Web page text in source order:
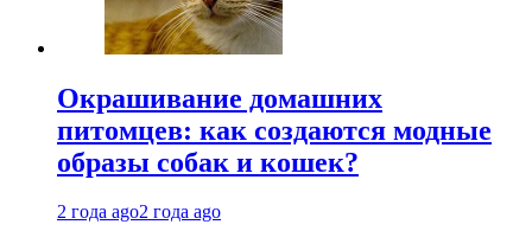
Окрашивание домашних
питомцев: как создаются модные
образы собак и кошек?
2 года ago2 года ago